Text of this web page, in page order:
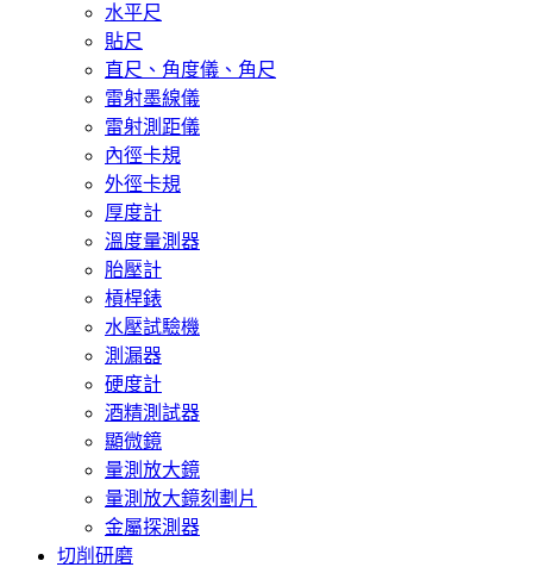
水平尺
貼尺
直尺、角度儀、角尺
雷射墨線儀
雷射測距儀
內徑卡規
外徑卡規
厚度計
溫度量測器
胎壓計
槓桿錶
水壓試驗機
測漏器
硬度計
酒精測試器
顯微鏡
量測放大鏡
量測放大鏡刻劃片
金屬探測器
切削研磨